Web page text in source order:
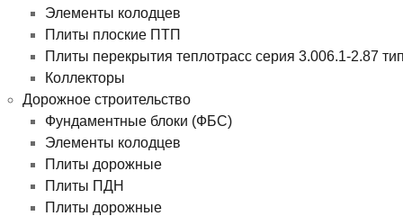
Элементы колодцев
Плиты плоские ПТП
Плиты перекрытия теплотрасс серия 3.006.1-2.87
Коллекторы
Дорожное строительство
Фундаментные блоки (ФБС)
Элементы колодцев
Плиты дорожные
Плиты ПДН
Плиты дорожные